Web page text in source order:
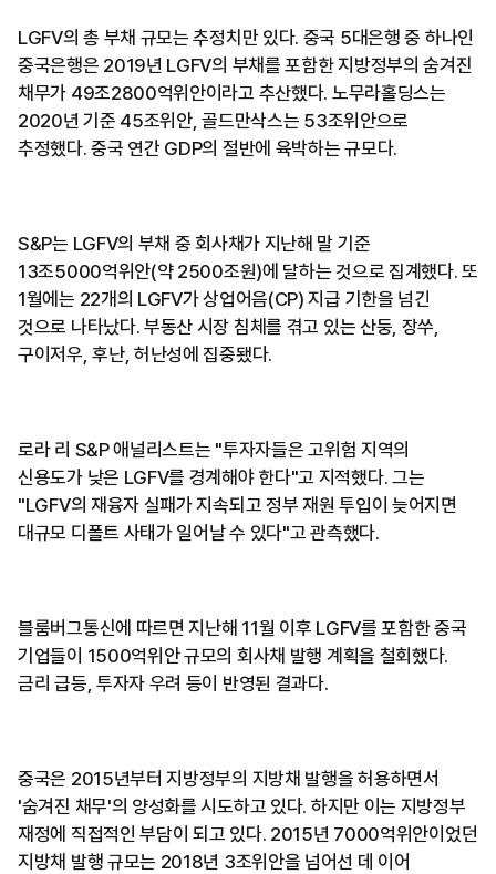
LGFV의 총 부채 규모는 추정치만 있다. 중국 5대은행 중 하나인
중국은행은 2019년 LGFV의 부채를 포함한 지방정부의 숨겨진
채무가 49조2800억위안이라고 추산했다. 노무라홀딩스는
2020년 기준 45조위안, 골드만삭스는 53조위안으로
추정했다. 중국 연간 GDP의 절반에 육박하는 규모다.
S&P는 LGFV의 부채 중 회사채가 지난해 말 기준
13조5000억위안(약 2500조원)에 달하는 것으로 집계했다. 또
1월에는 22개의 LGFV가 상업어음(CP) 지급 기한을 넘긴
것으로 나타났다. 부동산 시장 침체를 겪고 있는 산둥, 장쑤,
구이저우, 후난, 허난성에 집중됐다.
로라 리 S&P 애널리스트는 "투자자들은 고위험 지역의
신용도가 낮은 LGFV를 경계해야 한다"고 지적했다. 그는
"LGFV의 재융자 실패가 지속되고 정부 재원 투입이 늦어지면
대규모 디폴트 사태가 일어날 수 있다"고 관측했다.
블룸버그통신에 따르면 지난해 11월 이후 LGFV를 포함한 중국
기업들이 1500억위안 규모의 회사채 발행 계획을 철회했다.
금리 급등, 투자자 우려 등이 반영된 결과다.
중국은 2015년부터 지방정부의 지방채 발행을 허용하면서
'숨겨진 채무'의 양성화를 시도하고 있다. 하지만 이는 지방정부
재정에 직접적인 부담이 되고 있다. 2015년 7000억위안이었던
지방채 발행 규모는 2018년 3조위안을 넘어선 데 이어